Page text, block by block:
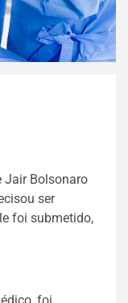
Jair Bolsonaro
ser
foi submetido,